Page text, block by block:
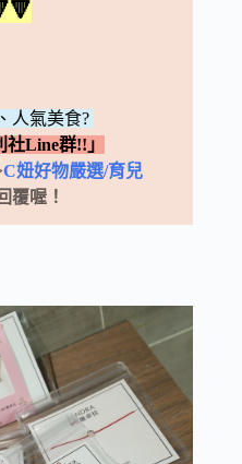
人氣美食?
Line群!!」
C妞好物嚴選/育兒
覆喔！